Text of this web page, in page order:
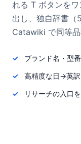
れる T ボタンを
出し、独自辞書（
Catawiki で同等品
ブランド名・型
高精度な日→英訳
リサーチの入口